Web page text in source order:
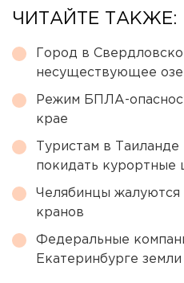
ЧИТАЙТЕ ТАКЖЕ:
Город в
несуществующее
Режим БПЛА-
крае
Туристам в
покидать курортные
Челябинцы жалуются
кранов
Федеральные
Екатеринбурге